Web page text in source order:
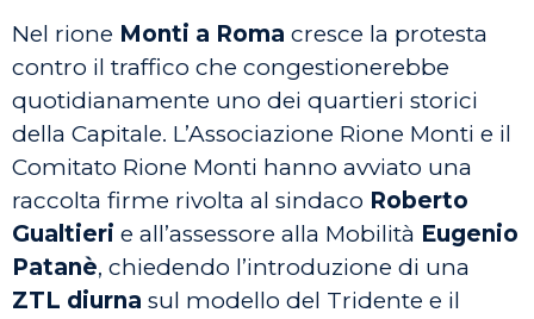
Nel rione Monti a Roma cresce la protesta
contro il traffico che congestionerebbe
quotidianamente uno dei quartieri storici
della Capitale. L’Associazione Rione Monti e il
Comitato Rione Monti hanno avviato una
raccolta firme rivolta al sindaco Roberto
Gualtieri e all’assessore alla Mobilità Eugenio
Patanè, chiedendo l’introduzione di una
ZTL diurna sul modello del Tridente e il